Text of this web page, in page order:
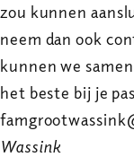
zou kunnen
neem dan ook
kunnen we
het beste bij je
Wassink